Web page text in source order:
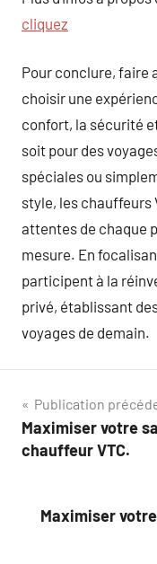
cliquez
Pour conclure, faire
choisir une
confort, la sécurité
soit pour des
spéciales ou
style, les chauffeurs
attentes de chaque
mesure. En
participent à la
privé, établissant
voyages de demain.
Navigation
de
Publication
Maximiser votre
chauffeur VTC.
Maximiser